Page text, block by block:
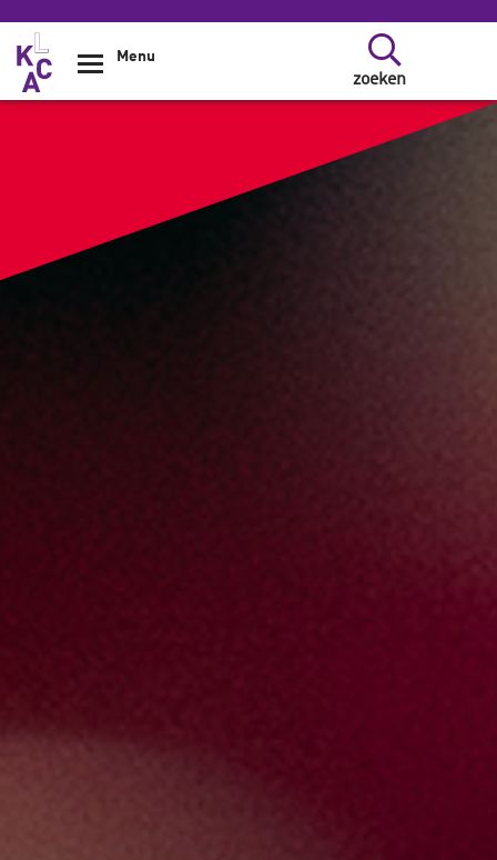
Overslaan en naar de inhoud gaan
zoeken
Menu